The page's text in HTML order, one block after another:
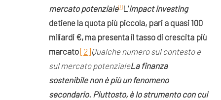
mercato potenziale[1]L’impact investing
detiene la quota più piccola, pari a quasi 100
miliardi €, ma presenta il tasso di crescita più
marcato [2]Qualche numero sul contesto e
sul mercato potenzialeLa finanza
sostenibile non è più un fenomeno
secondario. Piuttosto, è lo strumento con cui